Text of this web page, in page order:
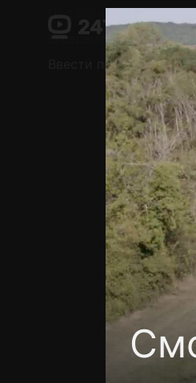
Поддержка:
О сервисе
Ввести промокод